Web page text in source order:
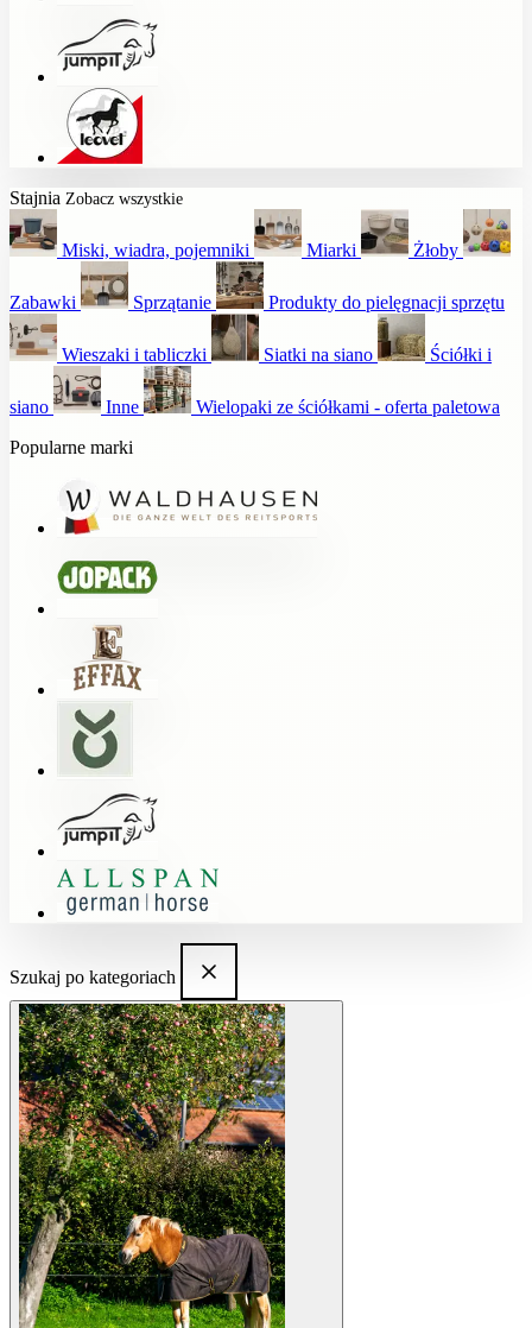
Stajnia Zobacz wszystkie
Miski, wiadra, pojemniki Miarki Żłoby
Zabawki Sprzątanie Produkty do pielęgnacji sprzętu
Wieszaki i tabliczki Siatki na siano Ściółki i
siano Inne
Wielopaki ze ściółkami - oferta paletowa
Popularne marki
Szukaj po kategoriach